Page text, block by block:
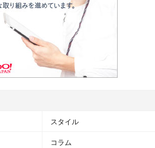
スタイル
コラム